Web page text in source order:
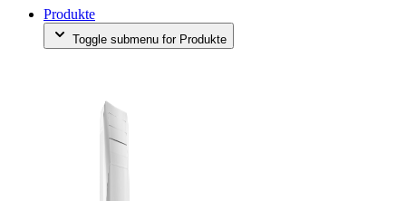
Produkte
Toggle submenu for Produkte